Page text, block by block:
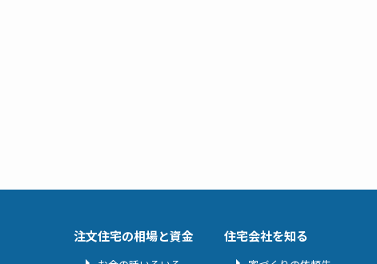
注文住宅の相場と資金 住宅会社を知る